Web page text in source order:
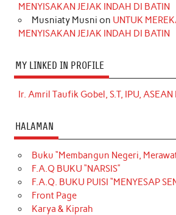
MENYISAKAN JEJAK INDAH DI BATIN
Musniaty Musni on UNTUK
MENYISAKAN JEJAK INDAH DI BATIN
MY LINKED IN PROFILE
Ir. Amril Taufik Gobel, S.T, IPU, ASEAN
HALAMAN
Buku “Membangun Negeri,
F.A.Q BUKU “NARSIS”
F.A.Q. BUKU PUISI “MENYESAP
Front Page
Karya & Kiprah